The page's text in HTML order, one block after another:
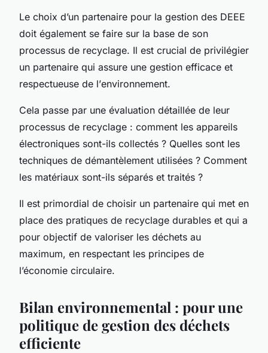
Le choix d’un partenaire pour la gestion des DEEE
doit également se faire sur la base de son
processus de recyclage. Il est crucial de privilégier
un partenaire qui assure une gestion efficace et
respectueuse de l’environnement.
Cela passe par une évaluation détaillée de leur
processus de recyclage : comment les appareils
électroniques sont-ils collectés ? Quelles sont les
techniques de démantèlement utilisées ? Comment
les matériaux sont-ils séparés et traités ?
Il est primordial de choisir un partenaire qui met en
place des pratiques de recyclage durables et qui a
pour objectif de valoriser les déchets au
maximum, en respectant les principes de
l’économie circulaire.
Bilan environnemental : pour une
politique de gestion des déchets
efficiente